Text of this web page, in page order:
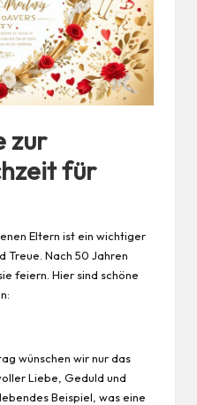
zur
für
Eltern ist ein wichtiger
Treue. Nach 50 Jahren
feiern. Hier sind schöne
wünschen wir nur das
Liebe, Geduld und
Beispiel, was eine